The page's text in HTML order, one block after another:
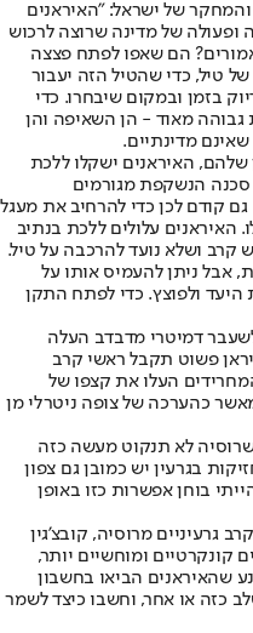
והמחקר של ישראל: "האיראנים
של מדינה שרוצה לרכוש
אמורים? הם שאפו לפתח פצצה
טיל, כדי שהטיל הזה יעבור
בזמן ובמקום שיבחרו. כדי
גבוהה מאוד - הן השאיפה והן
מדינתיים.
שלהם, האיראנים ישקלו ללכת
הנשקפת מגורמים
גם קודם לכן כדי להרחיב את מעגל
עלולים ללכת בנתיב
קרב ושלא נועד להרכבה על טיל.
אבל ניתן להעמיס אותו על
ולפוצץ. כדי לפתח התקן
לשעבר דמיטרי מדבדב העלה
פשוט תקבל ראשי קרב
העלו את קצפו של
כהערכה של צופה ניטרלי מן
לא תנקוט מעשה כזה
בגרעין יש כמובן גם צפון
בוחן אפשרות כזו באופן
גרעיניים מרוסיה, קובצ'גין
ומוחשיים יותר,
שהאיראנים הביאו בחשבון
כזה או אחר, וחשבו כיצד לשמר